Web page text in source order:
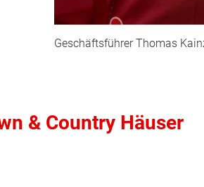
Geschäftsführer Thomas
& Country Häuser